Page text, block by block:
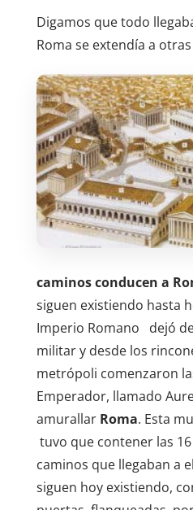
Digamos que todo
Roma se extendía a
caminos conducen a
siguen existiendo hasta
Imperio Romano dejó
militar y desde los
metrópoli comenzaron
Emperador, llamado
amurallar Roma. Esta
tuvo que contener las
caminos que llegaban a
siguen hoy existiendo,